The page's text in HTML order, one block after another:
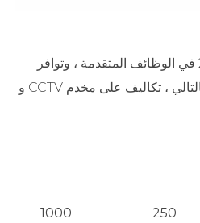
يختلف الخيار 2+ عن الخيار 2 في الوظائف المتقدمة ، وتوافر
مخدمات CCTV و VoD ، وبالتالي ، تكاليف على مخدم CCTV و
250
1000